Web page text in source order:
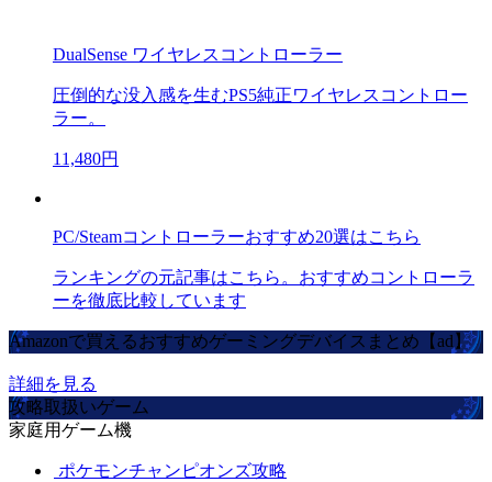
DualSense ワイヤレスコントローラー
圧倒的な没入感を生むPS5純正ワイヤレスコントロー
ラー。
11,480円
PC/Steamコントローラーおすすめ20選はこちら
ランキングの元記事はこちら。おすすめコントローラ
ーを徹底比較しています
Amazonで買えるおすすめゲーミングデバイスまとめ【ad】
詳細を見る
攻略取扱いゲーム
家庭用ゲーム機
ポケモンチャンピオンズ攻略